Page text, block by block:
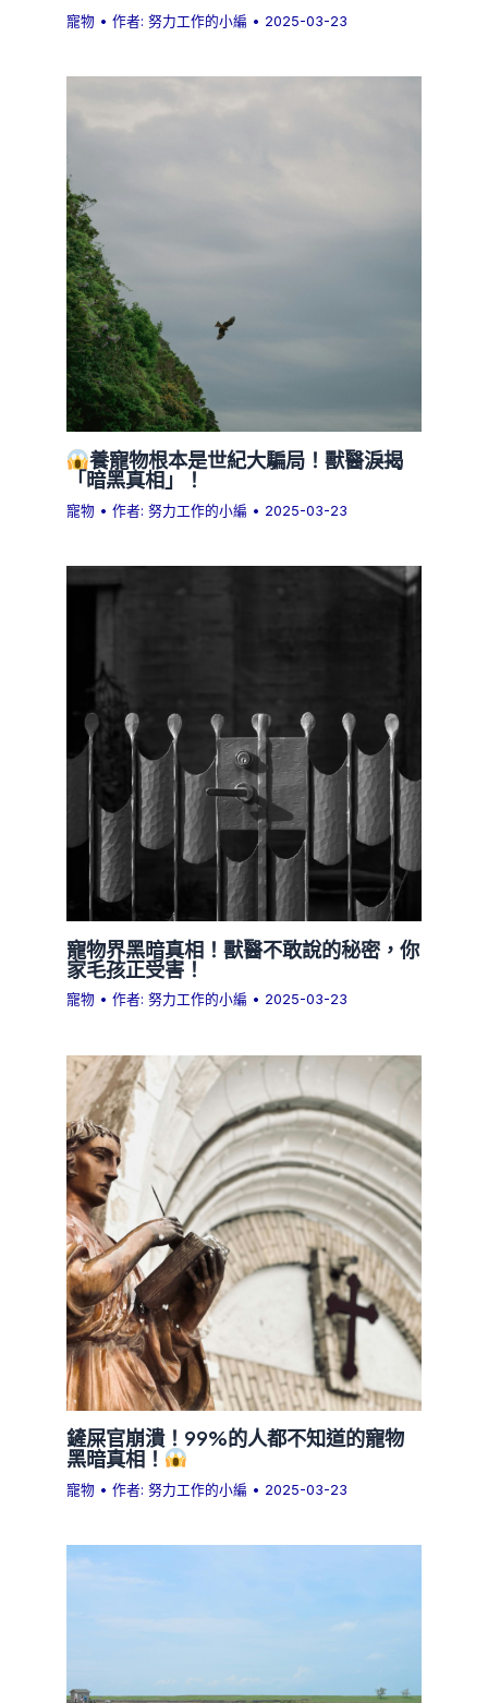
寵物 • 作者:努力工作的小編 • 2025-03-23
養寵物根本是世紀大騙局！獸醫淚揭
「暗黑真相」！
寵物 • 作者:努力工作的小編 • 2025-03-23
寵物界黑暗真相！獸醫不敢說的秘密，你
家毛孩正受害！
寵物 • 作者:努力工作的小編 • 2025-03-23
鏟屎官崩潰！99%的人都不知道的寵物
黑暗真相！
寵物 • 作者:努力工作的小編 • 2025-03-23